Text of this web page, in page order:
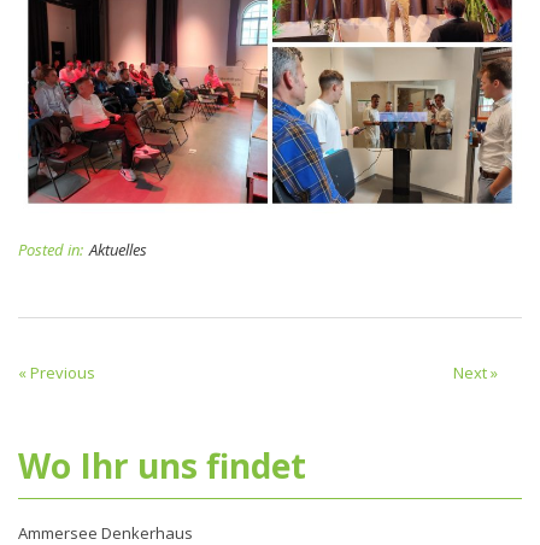
Posted in: Aktuelles
« Previous Next »
Wo Ihr uns findet
Ammersee Denkerhaus